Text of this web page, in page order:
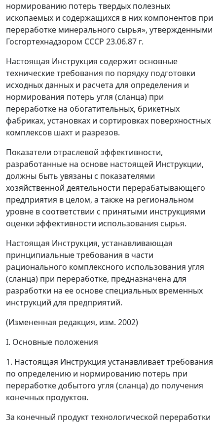
нормированию потерь твердых полезных
ископаемых и содержащихся в них компонентов при
переработке минерального сырья», утвержденными
Госгортехнадзором СССР 23.06.87 г.
Настоящая Инструкция содержит основные
технические требования по порядку подготовки
исходных данных и расчета для определения и
нормирования потерь угля (сланца) при
переработке на обогатительных, брикетных
фабриках, установках и сортировках поверхностных
комплексов шахт и разрезов.
Показатели отраслевой эффективности,
разработанные на основе настоящей Инструкции,
должны быть увязаны с показателями
хозяйственной деятельности перерабатывающего
предприятия в целом, а также на региональном
уровне в соответствии с принятыми инструкциями
оценки эффективности использования сырья.
Настоящая Инструкция, устанавливающая
принципиальные требования в части
рационального комплексного использования угля
(сланца) при переработке, предназначена для
разработки на ее основе специальных временных
инструкций для предприятий.
(Измененная редакция, изм. 2002)
I. Основные положения
1. Настоящая Инструкция устанавливает требования
по определению и нормированию потерь при
переработке добытого угля (сланца) до получения
конечных продуктов.
За конечный продукт технологической переработки